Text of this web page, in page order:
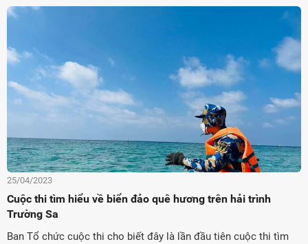
Việt Nam ở nước ngoài
25/04/2023
Cuộc thi tìm hiểu về biển đảo quê hương trên hải trình
Trường Sa
Ban Tổ chức cuộc thi cho biết đây là lần đầu tiên cuộc thi tìm